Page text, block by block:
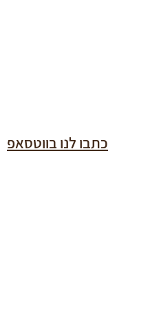
כתבו לנו בווטסאפ